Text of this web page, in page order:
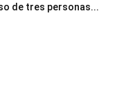
de tres personas...